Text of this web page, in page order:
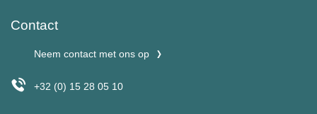
Contact
Neem contact met ons op
+32 (0) 15 28 05 10